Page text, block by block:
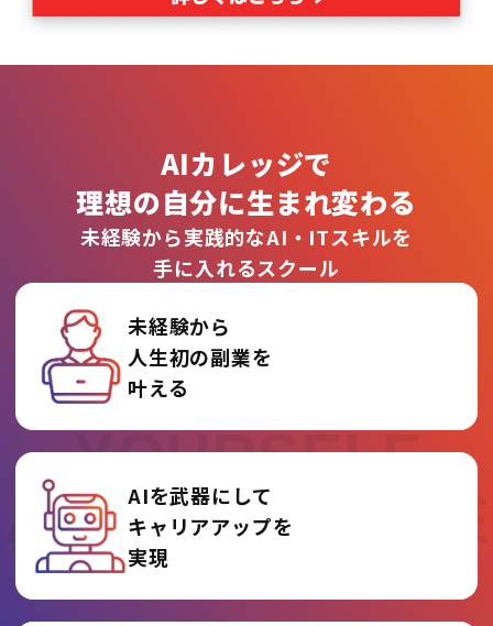
REINVENT
YOURSELF
AT AI COLLEGE
AIカレッジで
理想の自分に生まれ変わる
未経験から実践的なAI・ITスキルを
手に入れるスクール
未経験から
人生初の副業を
叶える
AIを武器にして
キャリアアップを
実現